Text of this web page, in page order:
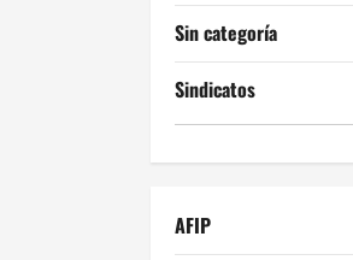
Sin categoría
Sindicatos
AFIP